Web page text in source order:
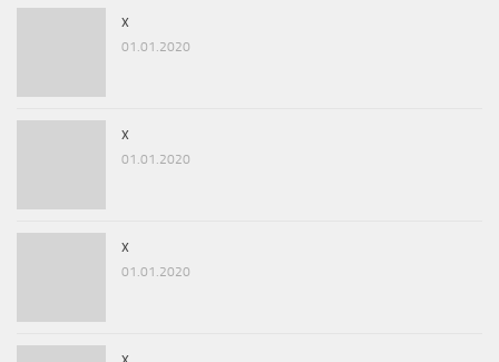
x
01.01.2020
x
01.01.2020
x
01.01.2020